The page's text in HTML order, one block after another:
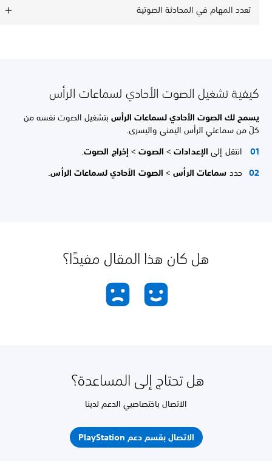
تعدد المهام في المحادثة الصوتية
كيفية تشغيل الصوت الأحادي لسماعات الرأس
يسمح لكالصوت الأحادي لسماعات الرأسبتشغيل الصوت نفسه من
كلّ من سماعتي الرأس اليمنى واليسرى.
انتقل إلىالإعدادات>الصوت>إخراج الصوت.
حددسماعات الرأس>الصوت الأحادي لسماعات الرأس.
هل كان هذا المقال مفيدًا؟
هل تحتاج إلى المساعدة؟
الاتصال باختصاصيي الدعم لدينا
الاتصال بقسم دعم PlayStation